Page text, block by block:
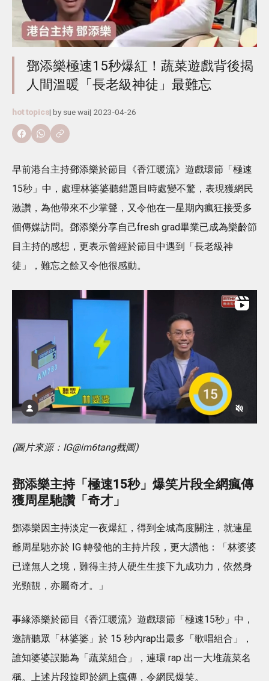
鄧添樂極速15秒爆紅！蔬菜遊戲背後揭
人間溫暖「長老級神徒」最難忘
hot topics| by sue wai| 2023-04-26
早前港台主持鄧添樂於節目《香江暖流》遊戲環節「極速
15秒」中，處理林婆婆聽錯題目時處變不驚，表現獲網民
激讚，為他帶來不少掌聲，又令他在一星期內瘋狂接受多
個傳媒訪問。鄧添樂分享自己fresh grad畢業已成為樂齡節
目主持的感想，更表示曾經於節目中遇到「長老級神
徒」，難忘之餘又令他很感動。
(圖片來源：IG@im6tang截圖)
鄧添樂主持「極速15秒」爆笑片段全網瘋傳
獲周星馳讚「奇才」
鄧添樂因主持淡定一夜爆紅，得到全城高度關注，就連星
爺周星馳亦於 IG 轉發他的主持片段，更大讚他：「林婆婆
已達無人之境，難得主持人硬生生接下九成功力，依然身
光頸靚，亦屬奇才。」
事緣添樂於節目《香江暖流》遊戲環節「極速15秒」中，
邀請聽眾「林婆婆」於 15 秒內rap出最多「歌唱組合」，
誰知婆婆誤聽為「蔬菜組合」，連環 rap 出一大堆蔬菜名
稱。上述片段旋即於網上瘋傳，令網民爆笑。